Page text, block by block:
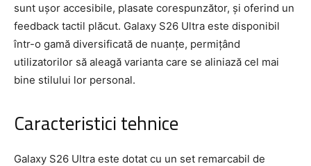
sunt ușor accesibile, plasate corespunzător, și oferind un
feedback tactil plăcut. Galaxy S26 Ultra este disponibil
într-o gamă diversificată de nuanțe, permițând
utilizatorilor să aleagă varianta care se aliniază cel mai
bine stilului lor personal.
Caracteristici tehnice
Galaxy S26 Ultra este dotat cu un set remarcabil de